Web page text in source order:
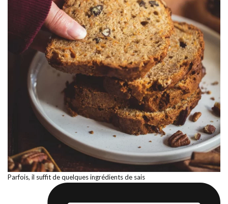
Parfois, il suffit de quelques ingrédients de sais